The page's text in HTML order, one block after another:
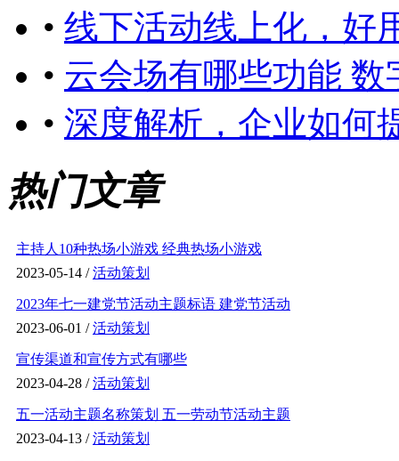
• 线下活动线上化，好
• 云会场有哪些功能
• 深度解析，企业如何
热门文章
主持人10种热场小游戏 经典热场小游戏
2023-05-14 /活动策划
2023年七一建党节活动主题标语 建党节活动
2023-06-01 /活动策划
宣传渠道和宣传方式有哪些
2023-04-28 /活动策划
五一活动主题名称策划 五一劳动节活动主题
2023-04-13 /活动策划